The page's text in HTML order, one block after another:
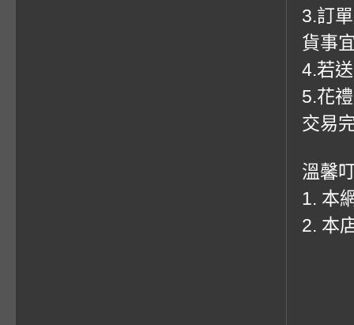
3.訂
貨事
4.若
5.花
交易
溫馨
1. 本
2. 本